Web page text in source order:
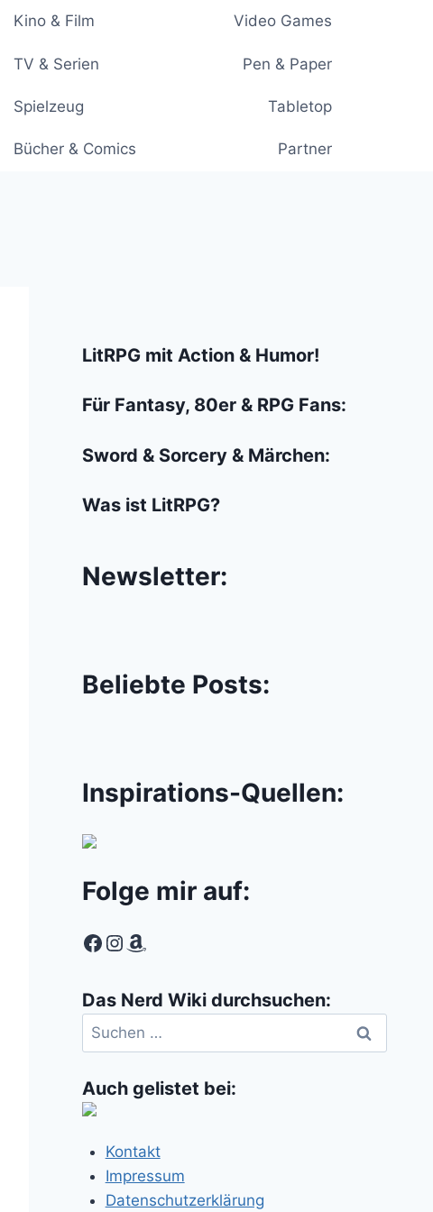
Kino & Film Video Games
TV & Serien Pen & Paper
Spielzeug Tabletop
Bücher & Comics Partner
LitRPG mit Action & Humor!
Für Fantasy, 80er & RPG Fans:
Sword & Sorcery & Märchen:
Was ist LitRPG?
Newsletter:
Beliebte Posts:
Inspirations-Quellen:
Folge mir auf:
Facebook
Instagram
Amazon
Das Nerd Wiki durchsuchen:
Suchen
nach:
Auch gelistet bei:
Kontakt
Impressum
Datenschutzerklärung